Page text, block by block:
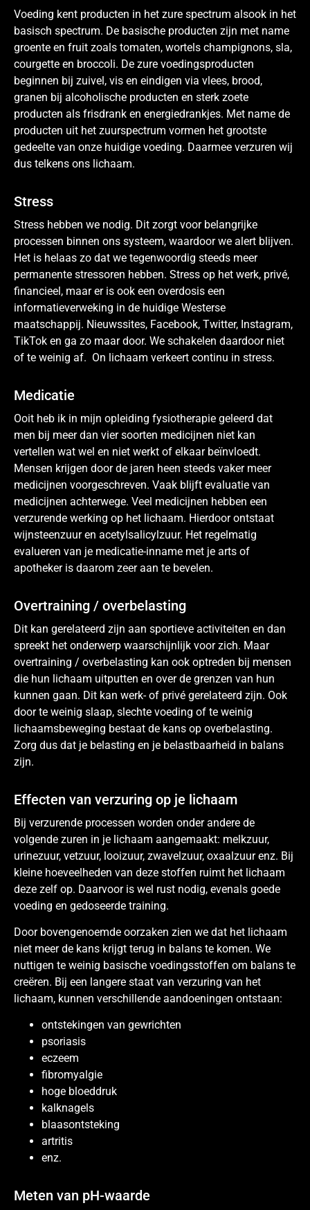
Voeding kent producten in het zure spectrum alsook in het
basisch spectrum. De basische producten zijn met name
groente en fruit zoals tomaten, wortels champignons, sla,
courgette en broccoli. De zure voedingsproducten
beginnen bij zuivel, vis en eindigen via vlees, brood,
granen bij alcoholische producten en sterk zoete
producten als frisdrank en energiedrankjes. Met name de
producten uit het zuurspectrum vormen het grootste
gedeelte van onze huidige voeding. Daarmee verzuren wij
dus telkens ons lichaam.
Stress
Stress hebben we nodig. Dit zorgt voor belangrijke
processen binnen ons systeem, waardoor we alert blijven.
Het is helaas zo dat we tegenwoordig steeds meer
permanente stressoren hebben. Stress op het werk, privé,
financieel, maar er is ook een overdosis een
informatieverweking in de huidige Westerse
maatschappij. Nieuwssites, Facebook, Twitter, Instagram,
TikTok en ga zo maar door. We schakelen daardoor niet
of te weinig af. On lichaam verkeert continu in stress.
Medicatie
Ooit heb ik in mijn opleiding fysiotherapie geleerd dat
men bij meer dan vier soorten medicijnen niet kan
vertellen wat wel en niet werkt of elkaar beïnvloedt.
Mensen krijgen door de jaren heen steeds vaker meer
medicijnen voorgeschreven. Vaak blijft evaluatie van
medicijnen achterwege. Veel medicijnen hebben een
verzurende werking op het lichaam. Hierdoor ontstaat
wijnsteenzuur en acetylsalicylzuur. Het regelmatig
evalueren van je medicatie-inname met je arts of
apotheker is daarom zeer aan te bevelen.
Overtraining / overbelasting
Dit kan gerelateerd zijn aan sportieve activiteiten en dan
spreekt het onderwerp waarschijnlijk voor zich. Maar
overtraining / overbelasting kan ook optreden bij mensen
die hun lichaam uitputten en over de grenzen van hun
kunnen gaan. Dit kan werk- of privé gerelateerd zijn. Ook
door te weinig slaap, slechte voeding of te weinig
lichaamsbeweging bestaat de kans op overbelasting.
Zorg dus dat je belasting en je belastbaarheid in balans
zijn.
Effecten van verzuring op je lichaam
Bij verzurende processen worden onder andere de
volgende zuren in je lichaam aangemaakt: melkzuur,
urinezuur, vetzuur, looizuur, zwavelzuur, oxaalzuur enz. Bij
kleine hoeveelheden van deze stoffen ruimt het lichaam
deze zelf op. Daarvoor is wel rust nodig, evenals goede
voeding en gedoseerde training.
Door bovengenoemde oorzaken zien we dat het lichaam
niet meer de kans krijgt terug in balans te komen. We
nuttigen te weinig basische voedingsstoffen om balans te
creëren. Bij een langere staat van verzuring van het
lichaam, kunnen verschillende aandoeningen ontstaan:
ontstekingen van gewrichten
psoriasis
eczeem
fibromyalgie
hoge bloeddruk
kalknagels
blaasontsteking
artritis
enz.
Meten van pH-waarde